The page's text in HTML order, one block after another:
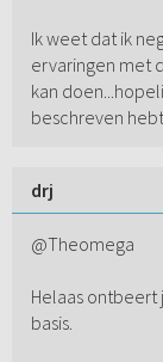
Ik weet dat ik
ervaringen met
kan
beschreven
drj
@Theomega
Helaas
basis.